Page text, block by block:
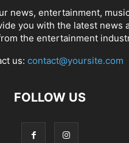
news, entertainment,
you with the latest news
the entertainment
us: contact@yoursite.com
FOLLOW US